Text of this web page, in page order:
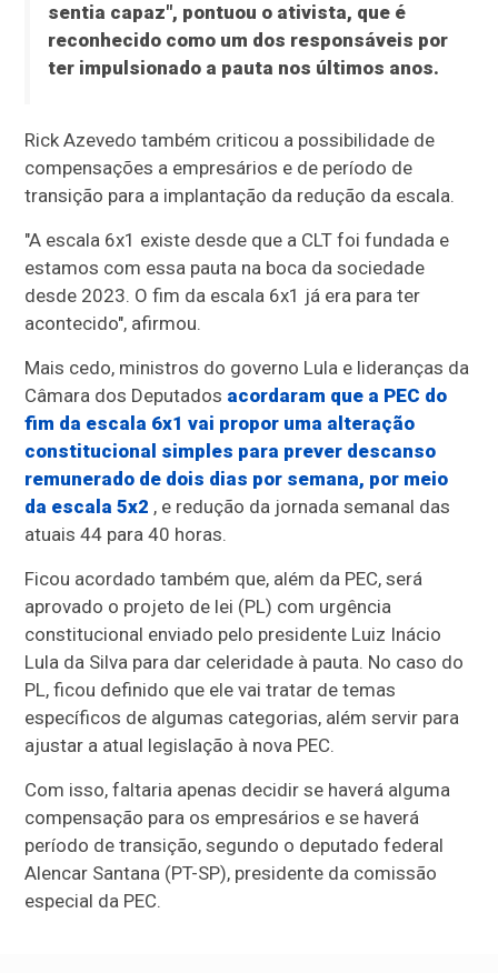
sentia capaz", pontuou o ativista, que é
reconhecido como um dos responsáveis por
ter impulsionado a pauta nos últimos anos.
Rick Azevedo também criticou a possibilidade de
compensações a empresários e de período de
transição para a implantação da redução da escala.
"A escala 6x1 existe desde que a CLT foi fundada e
estamos com essa pauta na boca da sociedade
desde 2023. O fim da escala 6x1 já era para ter
acontecido", afirmou.
Mais cedo, ministros do governo Lula e lideranças da
Câmara dos Deputados acordaram que a PEC do
fim da escala 6x1 vai propor uma alteração
constitucional simples para prever descanso
remunerado de dois dias por semana, por meio
da escala 5x2 , e redução da jornada semanal das
atuais 44 para 40 horas.
Ficou acordado também que, além da PEC, será
aprovado o projeto de lei (PL) com urgência
constitucional enviado pelo presidente Luiz Inácio
Lula da Silva para dar celeridade à pauta. No caso do
PL, ficou definido que ele vai tratar de temas
específicos de algumas categorias, além servir para
ajustar a atual legislação à nova PEC.
Com isso, faltaria apenas decidir se haverá alguma
compensação para os empresários e se haverá
período de transição, segundo o deputado federal
Alencar Santana (PT-SP), presidente da comissão
especial da PEC.